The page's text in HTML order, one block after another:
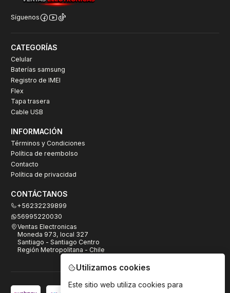
Síguenos
CATEGORÍAS
Celular
Baterías samsung
Registro de IMEI
Flex
Tapa trasera
Cable USB
INFORMACIÓN
Términos y Condiciones
Política de reembolso
Contacto
Política de privacidad
CONTÁCTANOS
+56232239899
56995220030
Ventas Electronicas
Moneda 973, local 327
Santiago - Santiago Centro
Región Metropolitana - Chile
Utilizamos cookies
Este sitio web utiliza cookies para